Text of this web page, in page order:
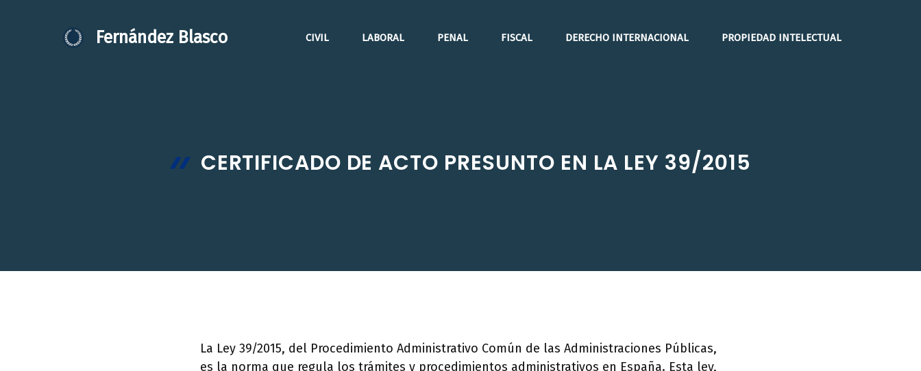
Fernández Blasco CIVIL LABORAL PENAL FISCAL DERECHO INTERNACIONAL PROPIEDAD INTELECTUAL
CERTIFICADO DE ACTO PRESUNTO EN LA LEY 39/2015
La Ley 39/2015, del Procedimiento Administrativo Común de las Administraciones Públicas,
es la norma que regula los trámites y procedimientos administrativos en España. Esta ley,